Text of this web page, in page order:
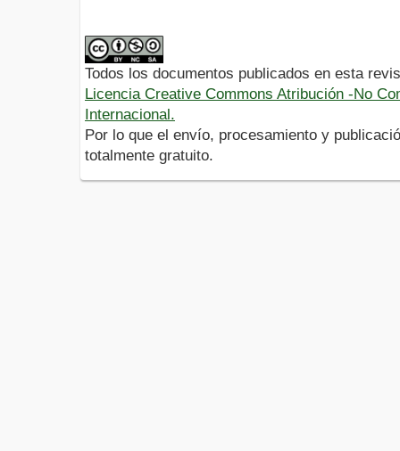
Todos los documentos publicados en esta
Licencia Creative Commons Atribución -No
Internacional.
Por lo que el envío, procesamiento y
totalmente gratuito.